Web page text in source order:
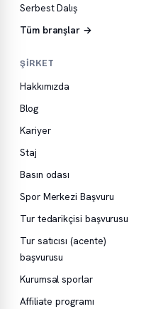
Serbest Dalış
Tüm branşlar →
ŞIRKET
Hakkımızda
Blog
Kariyer
Staj
Basın odası
Spor Merkezi Başvuru
Tur tedarikçisi başvurusu
Tur satıcısı (acente)
başvurusu
Kurumsal sporlar
Affiliate programı